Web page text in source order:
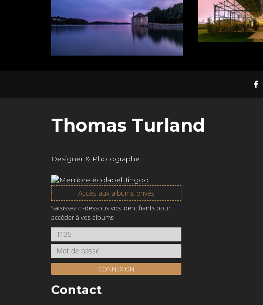
Thomas Turland
Designer & Photographe
Accès aux albums privés
Saisissez ci-dessous vos identifiants pour
accéder à vos albums
CONNEXION
Contact